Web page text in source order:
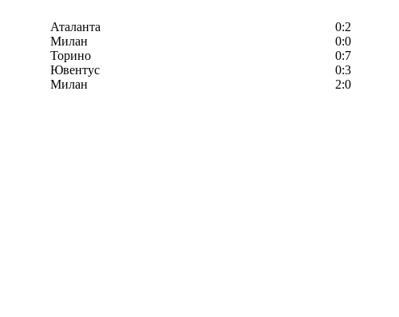
Аталанта 0:2
Милан 0:0
Торино 0:7
Ювентус 0:3
Милан 2:0